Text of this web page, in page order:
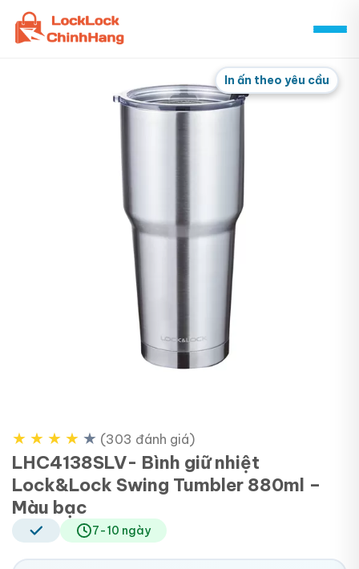
Skip
content
In ấn theo yêu cầu
★ ★ ★ ★ ★ (303 đánh giá)
LHC4138SLV- Bình giữ nhiệt
Lock&Lock Swing Tumbler 880ml –
Màu bạc
7-10 ngày